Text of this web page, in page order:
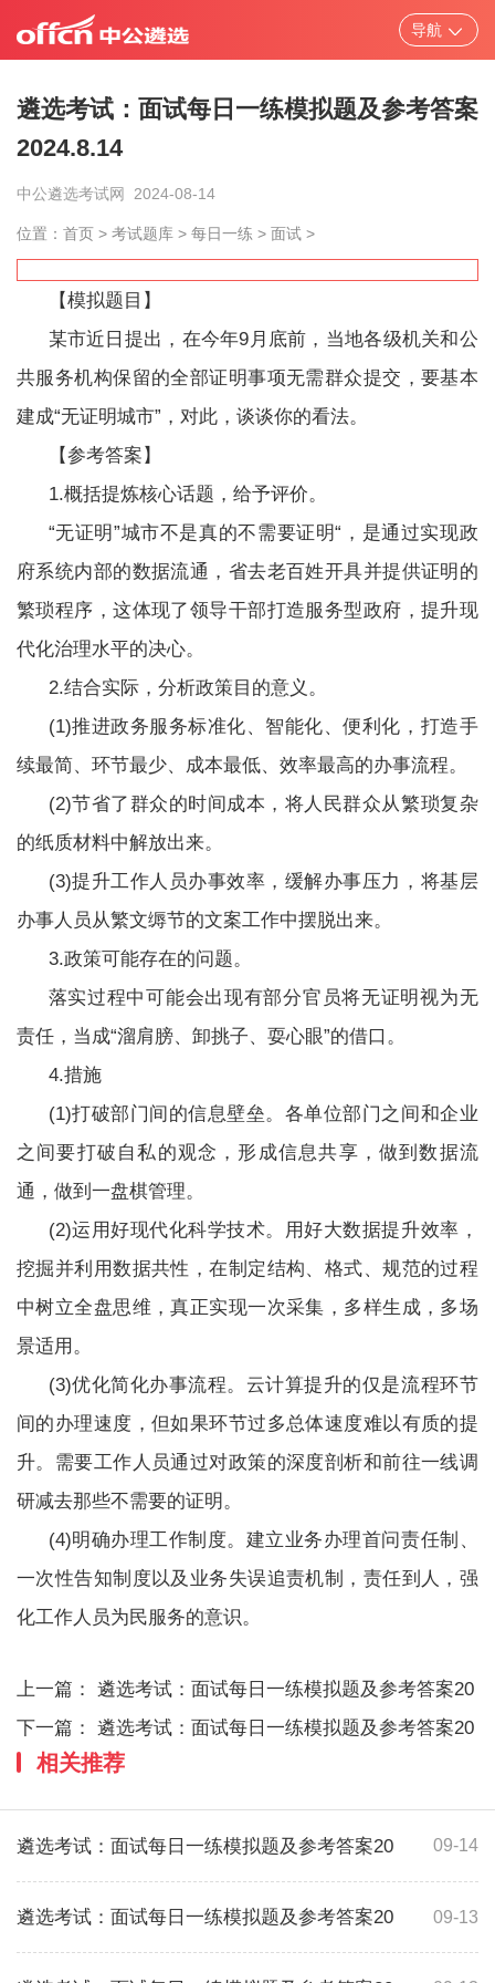
导航
遴选考试：面试每日一练模拟题及参考答案
2024.8.14
中公遴选考试网 2024-08-14
位置： 首页> 考试题库> 每日一练 > 面试>
【模拟题目】
某市近日提出，在今年9月底前，当地各级机关和公
共服务机构保留的全部证明事项无需群众提交，要基本
建成“无证明城市”，对此，谈谈你的看法。
【参考答案】
1.概括提炼核心话题，给予评价。
“无证明”城市不是真的不需要证明“，是通过实现政
府系统内部的数据流通，省去老百姓开具并提供证明的
繁琐程序，这体现了领导干部打造服务型政府，提升现
代化治理水平的决心。
2.结合实际，分析政策目的意义。
(1)推进政务服务标准化、智能化、便利化，打造手
续最简、环节最少、成本最低、效率最高的办事流程。
(2)节省了群众的时间成本，将人民群众从繁琐复杂
的纸质材料中解放出来。
(3)提升工作人员办事效率，缓解办事压力，将基层
办事人员从繁文缛节的文案工作中摆脱出来。
3.政策可能存在的问题。
落实过程中可能会出现有部分官员将无证明视为无
责任，当成“溜肩膀、卸挑子、耍心眼”的借口。
4.措施
(1)打破部门间的信息壁垒。各单位部门之间和企业
之间要打破自私的观念，形成信息共享，做到数据流
通，做到一盘棋管理。
(2)运用好现代化科学技术。用好大数据提升效率，
挖掘并利用数据共性，在制定结构、格式、规范的过程
中树立全盘思维，真正实现一次采集，多样生成，多场
景适用。
(3)优化简化办事流程。云计算提升的仅是流程环节
间的办理速度，但如果环节过多总体速度难以有质的提
升。需要工作人员通过对政策的深度剖析和前往一线调
研减去那些不需要的证明。
(4)明确办理工作制度。建立业务办理首问责任制、
一次性告知制度以及业务失误追责机制，责任到人，强
化工作人员为民服务的意识。
上一篇： 遴选考试：面试每日一练模拟题及参考答案20
下一篇： 遴选考试：面试每日一练模拟题及参考答案20
相关推荐
遴选考试：面试每日一练模拟题及参考答案20 09-14
遴选考试：面试每日一练模拟题及参考答案20 09-13
北京
河北 山西 辽宁
黑龙江
省市/中央遴选 考试题库
考试公告 报考指导 考试通知
职位表 成绩查询
中央遴选
考试公告 报考指导
职位查询 准考证 成绩查询
面试录用